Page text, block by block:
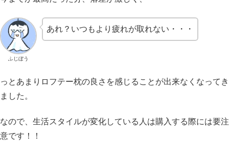
ふじぼう
あれ？いつもより疲れが取れない・・・
っとあまりロフテー枕の良さを感じることが出来なくなってき
ました。
なので、生活スタイルが変化している人は購入する際には要注
意です！！